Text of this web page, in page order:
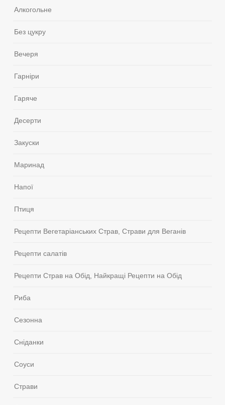
Алкогольне
Без цукру
Вечеря
Гарніри
Гаряче
Десерти
Закуски
Маринад
Напої
Птиця
Рецепти Вегетаріанських Страв, Страви для Веганів
Рецепти салатів
Рецепти Страв на Обід, Найкращі Рецепти на Обід
Риба
Сезонна
Сніданки
Соуси
Страви